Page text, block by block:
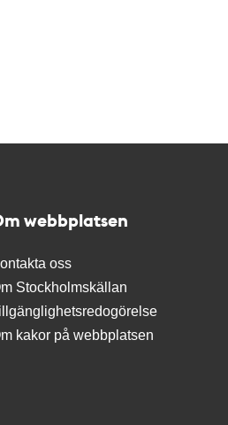
webbplatsen
oss
Stockholmskällan
kakor på webbplatsen